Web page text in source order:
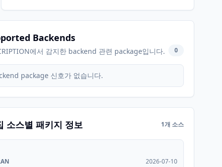
Backends
에서 감지한 backend 관련 package입니다. 0
package 신호가 없습니다.
소스별 패키지 정보 1개 소스
2026-07-10